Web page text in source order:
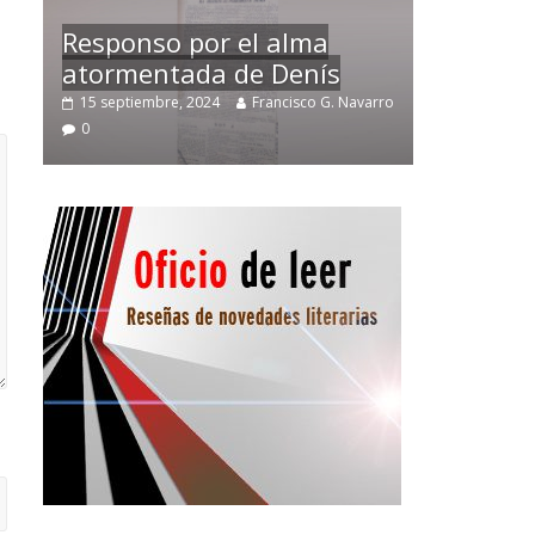
Temprano oficio de lector
2 noviembre, 2024
Francisco G. Navarro
0